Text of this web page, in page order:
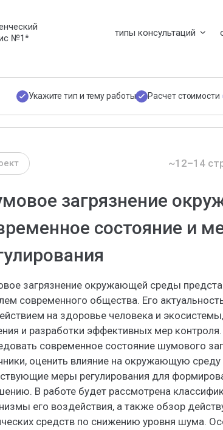
№1* типы консультаций
Укажите тип и тему работы Расчет стоимости
~12–14
загрязнение
состояние и
загрязнение окружающей среды
современного общества. Его
на здоровье человека и
и разработки эффективных мер
современное состояние шумового
оценить влияние на окружающую среду
меры регулирования для
В работе будет рассмотрена
его воздействия, а также обзор
средств по снижению уровня шума.